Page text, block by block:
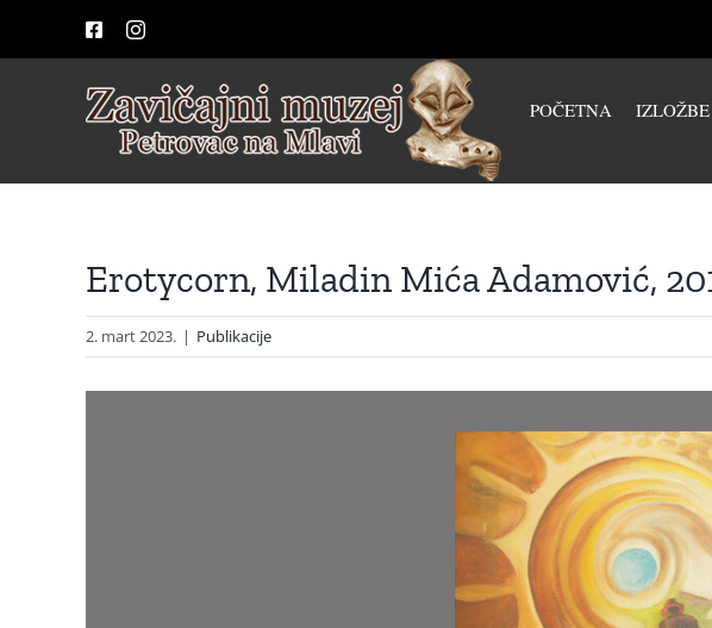
FacebookInstagram
POČETNA IZLOŽBE
Erotycorn, Miladin Mića Adamović,
2. mart 2023. | Publikacije